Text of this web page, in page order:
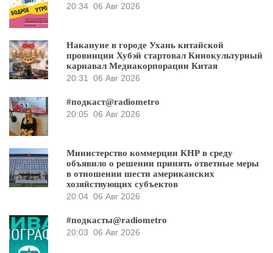
20:34 06 Авг 2026
Накануне в городе Ухань китайской
провинции Хубэй стартовал Кинокультурный
карнавал Медиакорпорации Китая
20:31 06 Авг 2026
#подкаст@radiometro
20:05 06 Авг 2026
Министерство коммерции КНР в среду
объявило о решении принять ответные меры
в отношении шести американских
хозяйствующих субъектов
20:04 06 Авг 2026
#подкасты@radiometro
20:03 06 Авг 2026